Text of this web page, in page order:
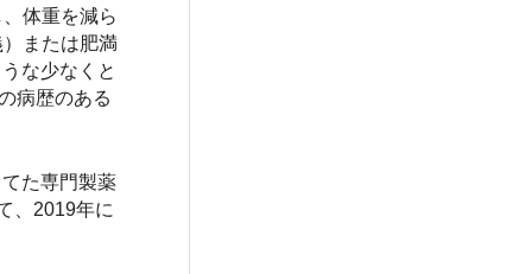
体重を減ら
または肥満
な少なくと
病歴のある
た専門製薬
、2019年に